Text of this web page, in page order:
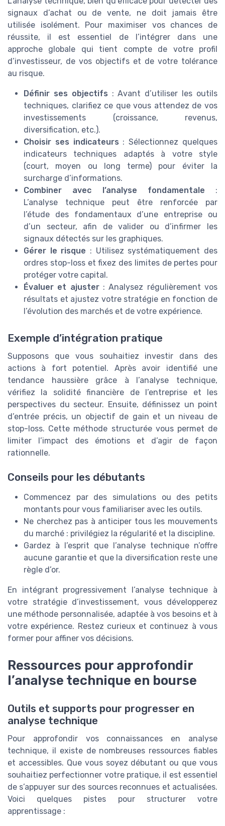
signaux d’achat ou de vente, ne doit jamais être
utilisée isolément. Pour maximiser vos chances de
réussite, il est essentiel de l’intégrer dans une
approche globale qui tient compte de votre profil
d’investisseur, de vos objectifs et de votre tolérance
au risque.
Définir ses objectifs : Avant d’utiliser les outils
techniques, clarifiez ce que vous attendez de vos
investissements (croissance, revenus,
diversification, etc.).
Choisir ses indicateurs : Sélectionnez quelques
indicateurs techniques adaptés à votre style
(court, moyen ou long terme) pour éviter la
surcharge d’informations.
Combiner avec l’analyse fondamentale :
L’analyse technique peut être renforcée par
l’étude des fondamentaux d’une entreprise ou
d’un secteur, afin de valider ou d’infirmer les
signaux détectés sur les graphiques.
Gérer le risque : Utilisez systématiquement des
ordres stop-loss et fixez des limites de pertes pour
protéger votre capital.
Évaluer et ajuster: Analysez régulièrement vos
résultats et ajustez votre stratégie en fonction de
l’évolution des marchés et de votre expérience.
Exemple d’intégration pratique
Supposons que vous souhaitiez investir dans des
actions à fort potentiel. Après avoir identifié une
tendance haussière grâce à l’analyse technique,
vérifiez la solidité financière de l’entreprise et les
perspectives du secteur. Ensuite, définissez un point
d’entrée précis, un objectif de gain et un niveau de
stop-loss. Cette méthode structurée vous permet de
limiter l’impact des émotions et d’agir de façon
rationnelle.
Conseils pour les débutants
Commencez par des simulations ou des petits
montants pour vous familiariser avec les outils.
Ne cherchez pas à anticiper tous les mouvements
du marché : privilégiez la régularité et la discipline.
Gardez à l’esprit que l’analyse technique n’offre
aucune garantie et que la diversification reste une
règle d’or.
En intégrant progressivement l’analyse technique à
votre stratégie d’investissement, vous développerez
une méthode personnalisée, adaptée à vos besoins et à
votre expérience. Restez curieux et continuez à vous
former pour affiner vos décisions.
Ressources pour approfondir
l’analyse technique en bourse
Outils et supports pour progresser en
analyse technique
Pour approfondir vos connaissances en analyse
technique, il existe de nombreuses ressources fiables
et accessibles. Que vous soyez débutant ou que vous
souhaitiez perfectionner votre pratique, il est essentiel
de s’appuyer sur des sources reconnues et actualisées.
Voici quelques pistes pour structurer votre
apprentissage :